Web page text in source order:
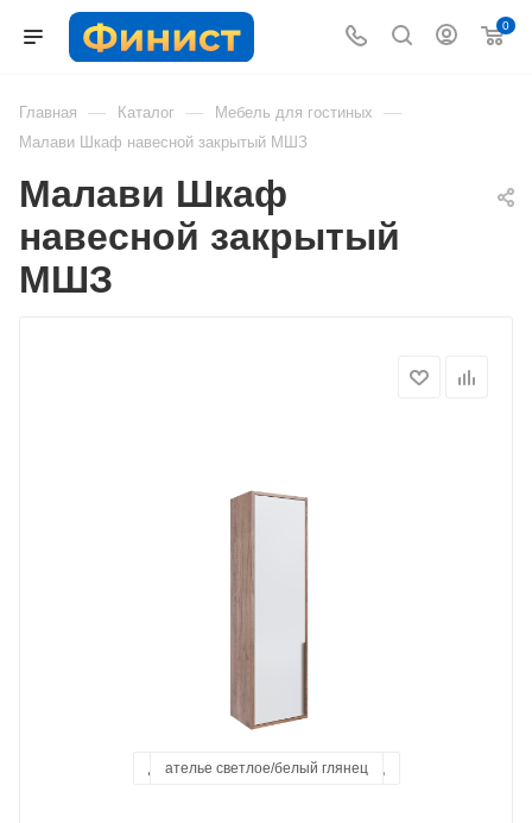
0
Главная — Каталог — Мебель для гостиных —
Малави Шкаф навесной закрытый МШЗ
Малави Шкаф
навесной закрытый
МШЗ
дуб крафт табачный/белый глянец
ателье светлое/белый глянец